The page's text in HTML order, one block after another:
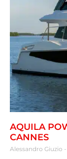
AQUILA
CANNES
Alessandro Giuzio